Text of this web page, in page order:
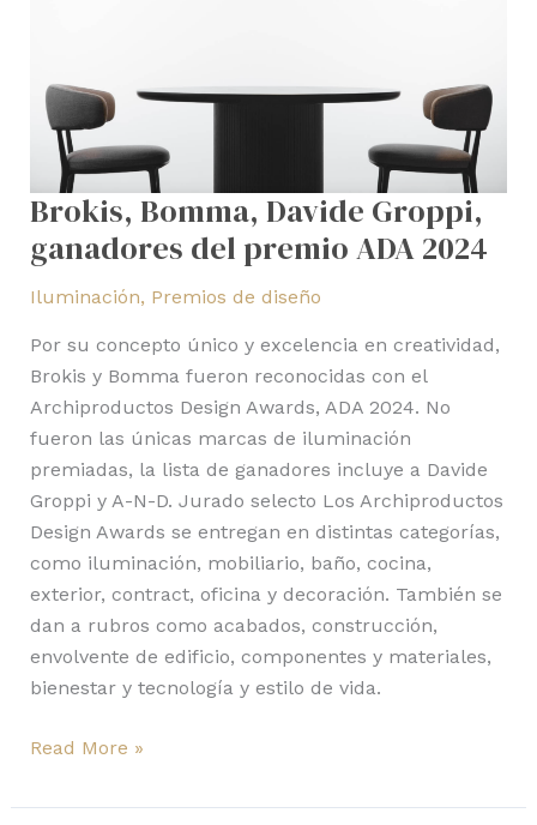
Brokis, Bomma, Davide Groppi,
ganadores del premio ADA 2024
Iluminación, Premios de diseño
Por su concepto único y excelencia en creatividad,
Brokis y Bomma fueron reconocidas con el
Archiproductos Design Awards, ADA 2024. No
fueron las únicas marcas de iluminación
premiadas, la lista de ganadores incluye a Davide
Groppi y A-N-D. Jurado selecto Los Archiproductos
Design Awards se entregan en distintas categorías,
como iluminación, mobiliario, baño, cocina,
exterior, contract, oficina y decoración. También se
dan a rubros como acabados, construcción,
envolvente de edificio, componentes y materiales,
bienestar y tecnología y estilo de vida.
Read More »